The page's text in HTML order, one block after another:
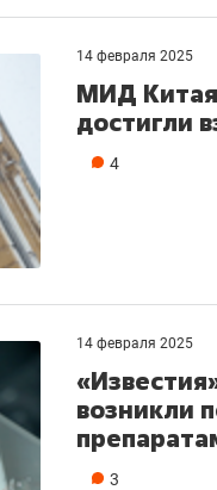
14 февраля 2025
МИД
достигли
4
14 февраля 2025
возникли
3